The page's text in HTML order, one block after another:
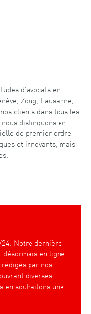
d’avocats en
Zoug, Lausanne,
clients dans tous les
distinguons en
de premier ordre
et innovants, mais
Notre dernière
désormais en ligne.
par nos
diverses
en souhaitons une